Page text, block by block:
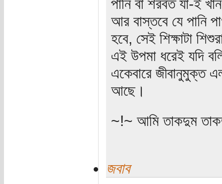
পানি বা শরবত যা-ই
আর বাস্তবে যে পানি
হবে, সেই শিক্ষাটা
এই উপমা ধরেই যদি
একেবারে জীবানুমুক্ত
আছে।
~!~ আমি তাকদুম
জবাব